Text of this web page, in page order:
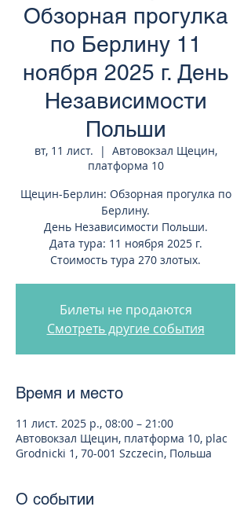
Обзорная прогулка
по Берлину 11
ноября 2025 г. День
Независимости
Польши
вт, 11 лист.
  |
Автовокзал Щецин,
платформа 10
Щецин-Берлин: Обзорная прогулка по
Берлину.
День Независимости Польши.
Дата тура: 11 ноября 2025 г.
Стоимость тура 270 злотых.
Билеты не продаются
Смотреть другие события
Время и место
11 лист. 2025 р., 08:00 – 21:00
Автовокзал Щецин, платформа 10, plac
Grodnicki 1, 70-001 Szczecin, Польша
О событии